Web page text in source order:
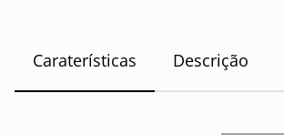
Caraterísticas Descrição